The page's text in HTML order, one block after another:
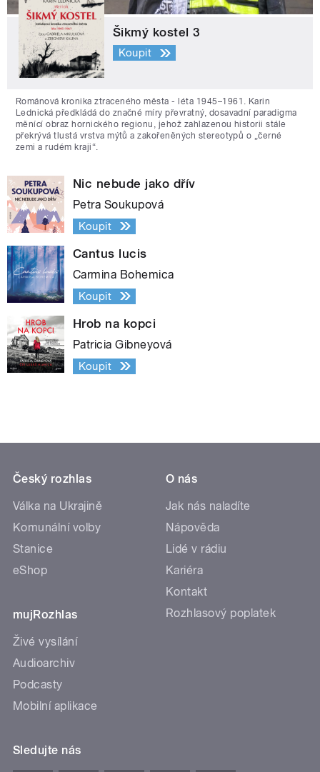
Šikmý kostel 3
Koupit
Románová kronika ztraceného města - léta 1945–1961. Karin
Lednická předkládá do značné míry převratný, dosavadní paradigma
měnící obraz hornického regionu, jehož zahlazenou historii stále
překrývá tlustá vrstva mýtů a zakořeněných stereotypů o „černé
zemi a rudém kraji“.
Nic nebude jako dřív
Petra Soukupová
Koupit
Cantus lucis
Carmina Bohemica
Koupit
Hrob na kopci
Patricia Gibneyová
Koupit
Český rozhlas
Válka na Ukrajině
Komunální volby
Stanice
eShop
mujRozhlas
Živé vysílání
Audioarchiv
Podcasty
Mobilní aplikace
O nás
Jak nás naladíte
Nápověda
Lidé v rádiu
Kariéra
Kontakt
Rozhlasový poplatek
Sledujte nás